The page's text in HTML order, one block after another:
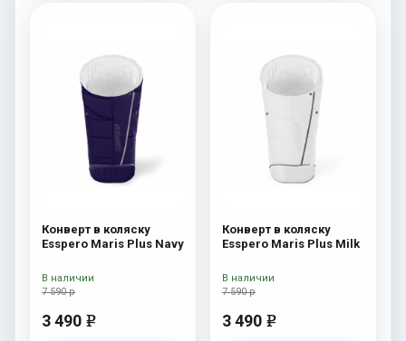
Конверт в коляску
Esspero Maris Plus Navy
7 590 р
3 490 e
В наличии
Конверт в коляску
Esspero Maris Plus Milk
7 590 р
3 490 e
В наличии